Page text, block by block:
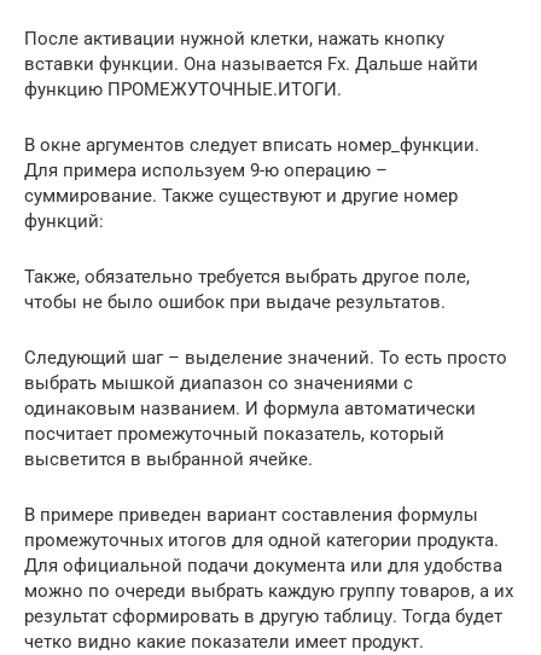
После активации нужной клетки, нажать кнопку
вставки функции. Она называется Fx. Дальше найти
функцию ПРОМЕЖУТОЧНЫЕ.ИТОГИ.
В окне аргументов следует вписать номер_функции.
Для примера используем 9-ю операцию –
суммирование. Также существуют и другие номер
функций:
Также, обязательно требуется выбрать другое поле,
чтобы не было ошибок при выдаче результатов.
Следующий шаг – выделение значений. То есть просто
выбрать мышкой диапазон со значениями с
одинаковым названием. И формула автоматически
посчитает промежуточный показатель, который
высветится в выбранной ячейке.
В примере приведен вариант составления формулы
промежуточных итогов для одной категории продукта.
Для официальной подачи документа или для удобства
можно по очереди выбрать каждую группу товаров, а их
результат сформировать в другую таблицу. Тогда будет
четко видно какие показатели имеет продукт.